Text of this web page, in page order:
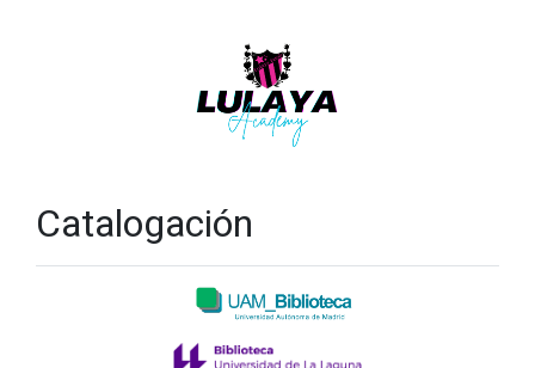
Catalogación